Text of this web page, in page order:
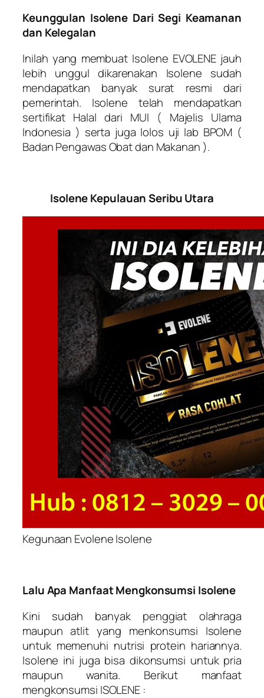
Keunggulan Isolene Dari Segi Keamanan
dan Kelegalan
Inilah yang membuat Isolene EVOLENE jauh
lebih unggul dikarenakan Isolene sudah
mendapatkan banyak surat resmi dari
pemerintah. Isolene telah mendapatkan
sertifikat Halal dari MUI ( Majelis Ulama
Indonesia ) serta juga lolos uji lab BPOM (
Badan Pengawas Obat dan Makanan ).
Isolene Kepulauan Seribu Utara
Kegunaan Evolene Isolene
Lalu Apa Manfaat Mengkonsumsi Isolene
Kini sudah banyak penggiat olahraga
maupun atlit yang menkonsumsi Isolene
untuk memenuhi nutrisi protein hariannya.
Isolene ini juga bisa dikonsumsi untuk pria
maupun wanita. Berikut manfaat
mengkonsumsi ISOLENE :